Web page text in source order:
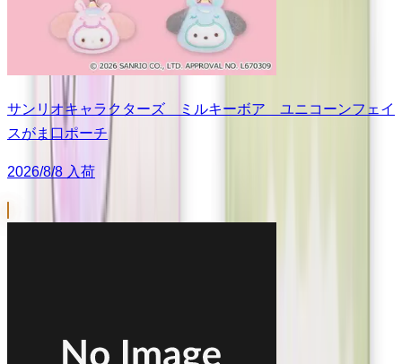
サンリオキャラクターズ ミルキーボア ユニコーンフェイ
スがま口ポーチ
2026/8/8 入荷